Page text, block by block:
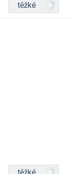
těžké